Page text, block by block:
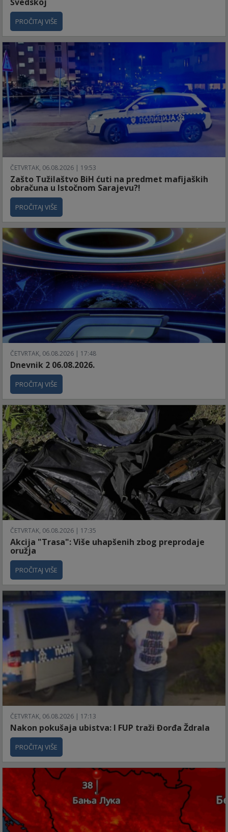
Švedskoj
PROČITAJ VIŠE
ČETVRTAK, 06.08.2026 | 19:53
Zašto Tužilaštvo BiH ćuti na predmet mafijaških
obračuna u Istočnom Sarajevu?!
PROČITAJ VIŠE
ČETVRTAK, 06.08.2026 | 17:48
Dnevnik 2 06.08.2026.
PROČITAJ VIŠE
ČETVRTAK, 06.08.2026 | 17:35
Akcija "Trasa": Više uhapšenih zbog preprodaje
oružja
PROČITAJ VIŠE
ČETVRTAK, 06.08.2026 | 17:13
Nakon pokušaja ubistva: I FUP traži Đorđa Ždrala
PROČITAJ VIŠE